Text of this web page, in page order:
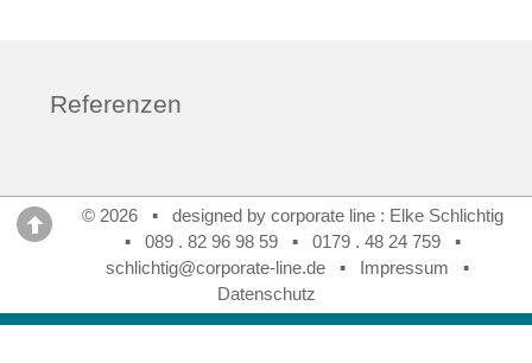
Referenzen
© 2026 ▪ designed by corporate line : Elke Schlichtig
▪ 089 . 82 96 98 59▪ 0179 . 48 24 759▪
schlichtig@corporate-line.de ▪ Impressum ▪
Datenschutz